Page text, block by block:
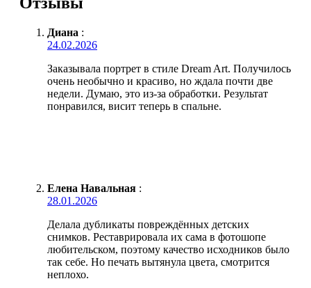
Диана :
24.02.2026
Заказывала портрет в стиле Dream Art. Получилось
очень необычно и красиво, но ждала почти две
недели. Думаю, это из-за обработки. Результат
понравился, висит теперь в спальне.
Елена Навальная :
28.01.2026
Делала дубликаты повреждённых детских
снимков. Реставрировала их сама в фотошопе
любительском, поэтому качество исходников было
так себе. Но печать вытянула цвета, смотрится
неплохо.